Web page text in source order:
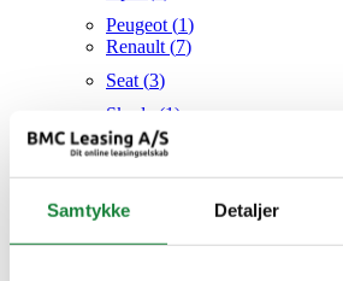
Samtykke Detaljer
Peugeot (1)
Renault (7)
Seat (3)
Skoda (1)
Suzuki
Tesla
Toyota (
VW (19)